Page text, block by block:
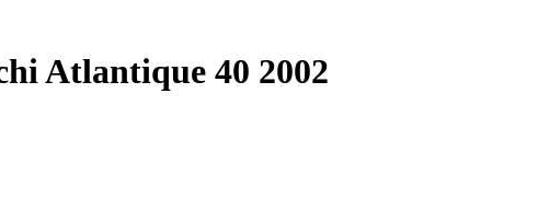
Atlantique 40 2002